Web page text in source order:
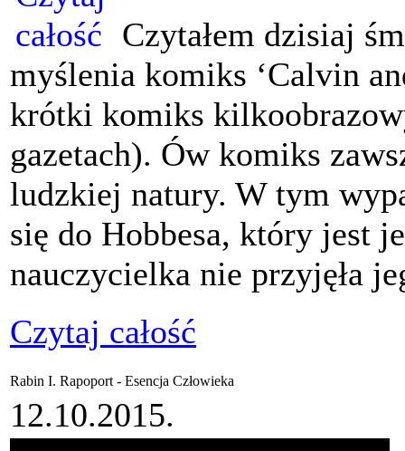
Czytałem dzisiaj
myślenia komiks ‘Calvin
krótki komiks
gazetach). Ów komiks
ludzkiej natury. W tym
się do Hobbesa, który jest
nauczycielka nie przyjęła
Czytaj całość
Rabin I. Rapoport - Esencja Człowieka
12.10.2015.